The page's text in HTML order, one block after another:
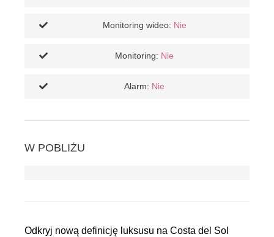
Monitoring wideo: Nie
Monitoring: Nie
Alarm: Nie
W POBLIŻU
Odkryj nową definicję luksusu na Costa del Sol